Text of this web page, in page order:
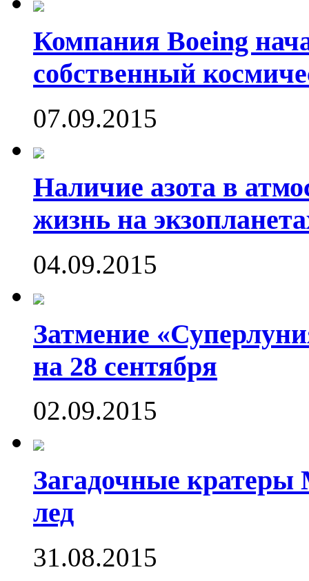
Компания Boeing
собственный
07.09.2015
Наличие азота в
жизнь на
04.09.2015
Затмение
на 28 сентября
02.09.2015
Загадочные
лед
31.08.2015